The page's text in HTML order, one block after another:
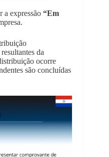
a expressão “Em
da
ocorre
são concluídas